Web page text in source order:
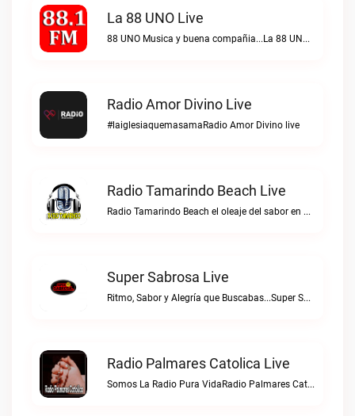
La 88 UNO Live
88 UNO Musica y buena compañia...La 88 UNO live
Radio Amor Divino Live
#laiglesiaquemasamaRadio Amor Divino live
Radio Tamarindo Beach Live
Radio Tamarindo Beach el oleaje del sabor en Costa RicaRadio Tamarindo Beach live
Super Sabrosa Live
Ritmo, Sabor y Alegría que Buscabas...Super Sabrosa live
Radio Palmares Catolica Live
Somos La Radio Pura VidaRadio Palmares Catolica live